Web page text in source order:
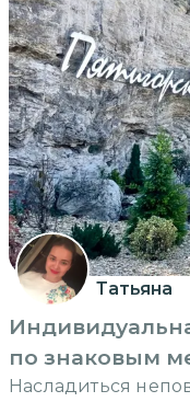
Татьяна
по знаковым
Насладиться